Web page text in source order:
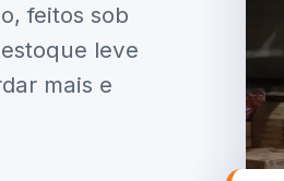
feitos sob
leve
mais e